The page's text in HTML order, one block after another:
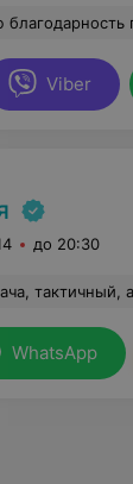
не было того дискомфорта, который обычно чувствуешь. Помогла с решением моей
Viber
до 20:30
все по делу, ничего
WhatsApp